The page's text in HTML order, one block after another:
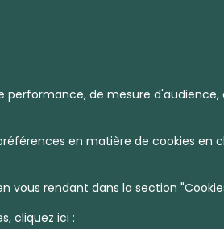
de mesure
en matière de cookies en
rendant dans la section
cliquez ici :